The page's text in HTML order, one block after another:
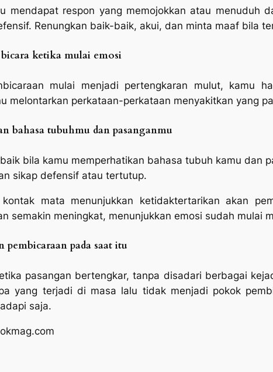
mendapat respon yang memojokkan atau menuduh
Renungkan baik-baik, akui, dan minta maaf bila
ketika mulai emosi
mulai menjadi pertengkaran mulut, kamu
melontarkan perkataan-perkataan menyakitkan yang
bahasa tubuhmu dan pasanganmu
bila kamu memperhatikan bahasa tubuh kamu dan
sikap defensif atau tertutup.
kontak mata menunjukkan ketidaktertarikan akan
semakin meningkat, menunjukkan emosi sudah mulai
pembicaraan pada saat itu
pasangan bertengkar, tanpa disadari berbagai
yang terjadi di masa lalu tidak menjadi pokok
saja.